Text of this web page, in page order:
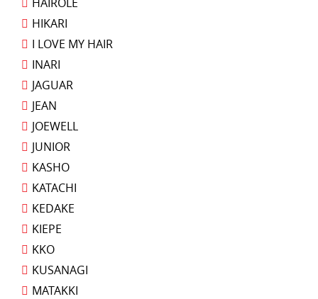
HIKARI
I LOVE MY HAIR
INARI
JAGUAR
JEAN
JOEWELL
JUNIOR
KASHO
KATACHI
KEDAKE
KIEPE
KKO
KUSANAGI
MATAKKI